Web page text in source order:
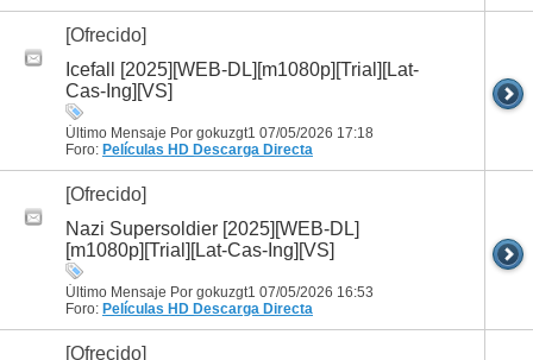
[Ofrecido]
Icefall [2025][WEB-DL][m1080p][Trial][Lat-
Cas-Ing][VS]
Último Mensaje Por gokuzgt1 07/05/2026 17:18
Foro: Películas HD Descarga Directa
[Ofrecido]
Nazi Supersoldier [2025][WEB-DL]
[m1080p][Trial][Lat-Cas-Ing][VS]
Último Mensaje Por gokuzgt1 07/05/2026 16:53
Foro: Películas HD Descarga Directa
[Ofrecido]